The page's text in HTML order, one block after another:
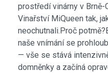
prostředí vinárny v Brně-
Vinařství MiQueen tak,
neochutnali.Proč
naše vnímání se
— vše se stává
domněnky a začíná